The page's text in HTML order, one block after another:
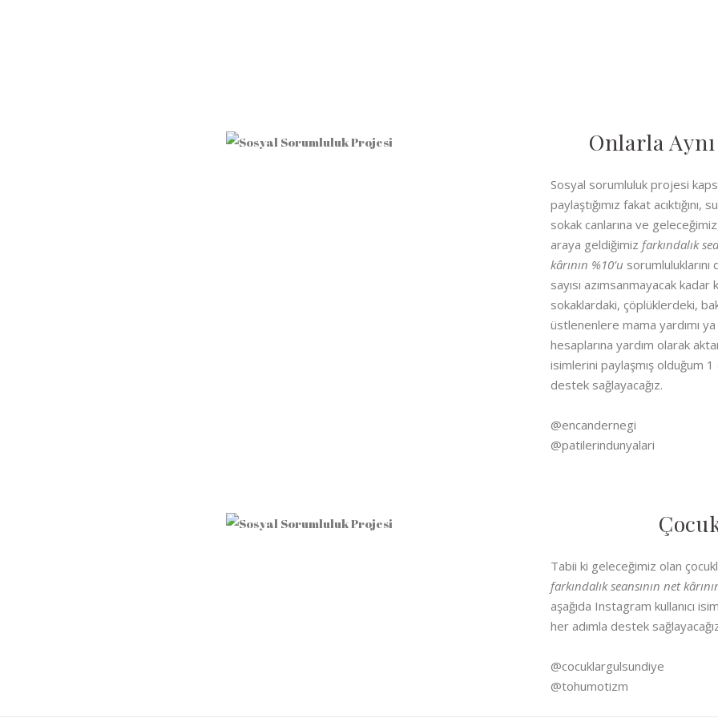
Onlarla Aynı
Sosyal sorumluluk projesi
paylaştığımız fakat acıktığını,
sokak canlarına ve
araya geldiğimiz farkındalık
kârının %10’u
sayısı azımsanmayacak
sokaklardaki, çöplüklerdeki,
üstlenenlere mama yardımı
hesaplarına yardım olarak
isimlerini paylaşmış olduğum
destek sağlayacağız.
@encandernegi
@patilerindunyalari
Tabii ki geleceğimiz olan
farkındalık seansının net
aşağıda Instagram kullanıcı
her adımla destek
@cocuklargulsundiye
@tohumotizm